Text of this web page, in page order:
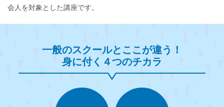
会人を対象とした講座です。
一般のスクールとここが違う！
身に付く４つのチカラ